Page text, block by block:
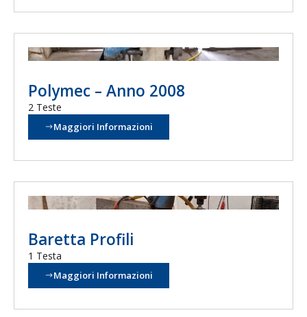
Polymec – Anno 2008
2 Teste
Maggiori Informazioni
Baretta Profili
1 Testa
Maggiori Informazioni